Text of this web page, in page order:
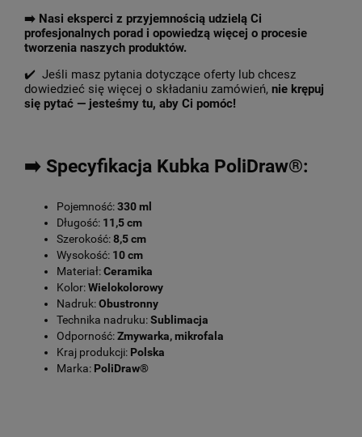
➡️ Nasi eksperci z przyjemnością udzielą Ci
profesjonalnych porad i opowiedzą więcej o procesie
tworzenia naszych produktów.
✔️ Jeśli masz pytania dotyczące oferty lub chcesz
dowiedzieć się więcej o składaniu zamówień, nie krępuj
się pytać — jesteśmy tu, aby Ci pomóc!
➡️ Specyfikacja Kubka PoliDraw®:
Pojemność:330 ml
Długość: 11,5 cm
Szerokość:8,5 cm
Wysokość: 10 cm
Materiał:Ceramika
Kolor:Wielokolorowy
Nadruk:Obustronny
Technika nadruku:Sublimacja
Odporność:Zmywarka, mikrofala
Kraj produkcji: Polska
Marka: PoliDraw®